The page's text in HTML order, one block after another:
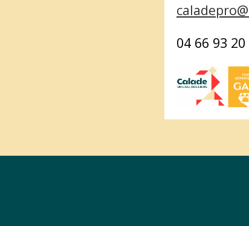
04 66 93 20